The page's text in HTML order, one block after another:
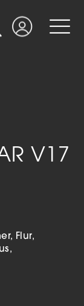
Login
Suche
V17
Flur